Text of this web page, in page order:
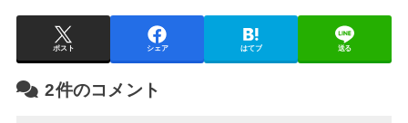
ポスト シェア はてブ 送る
2件のコメント